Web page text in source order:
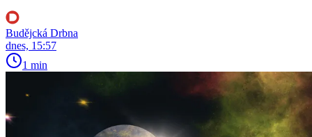
Budějcká Drbna
dnes, 15:57
1 min